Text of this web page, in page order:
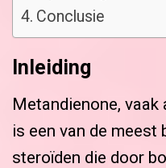
Conclusie
Inleiding
Metandienone, vaak
is een van de meest
steroïden die door